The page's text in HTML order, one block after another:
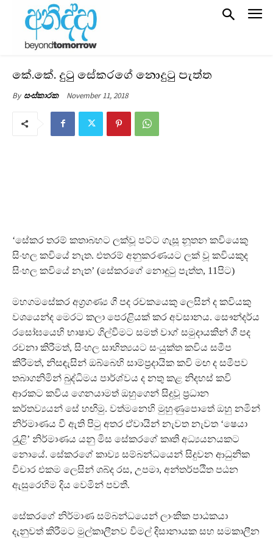
කේ.කේ. දුටු සේකරගේ නොදුටු පැත්ත
By සංස්කාරක November 11, 2018
‘සේකර තරම් කතාබහට ලක්වූ පට්ට ගැසූ නූතන කවියෙකු
සිංහල කවියේ නැත. එතරම් අනුකරණයට ලක් වූ කවියකුද
සිංහල කවියේ නැත’ (සේකරගේ නොදුටු පැත්ත, 11පිට)
මහගමසේකර අග‍්‍රගණ්‍ය ගී පද රචකයෙකු ලෙසින් ද කවියකු
වශයෙන්ද මෙරට කලා පෙරළියක් කර අවසානය. සෞන්දර්ය
රසෝඝයෙහි භාෂාව ගිල්වීමට සමත් වාග් සමුදායකින් ගී පද
රචනා කිරීමත්, සිංහල සාහිත්‍යයට සංයුක්ත කවිය සමීප
කිරීමත්, නිසඳැසින් ඔබ්බෙහි සාම්ප‍්‍රදායික කවි මඟ ද සමීපව
තබාගනිමින් බුද්ධිමය පාර්ශ්වය ද නතු කළ නිදහස් කවි
ආරකට කවිය ගෙනයාමත් ඔහුගෙන් සිදුවූ ප‍්‍රධාන
කර්තව්‍යයන් සේ හඟිමු. වත්මනෙහි මුහුණුපොතේ ඔහු නමින්
නිර්මාණය වී ඇති පිටු අතර ඒවායින් නැවත නැවත ‘ෂෙයා
රැුළි’ නිර්මාණය යනු මිස සේකරගේ කෘති අධ්‍යයනයකට
නොයේ. සේකරගේ කාව්‍ය සම්බන්ධයෙන් සිදුවන ආධුනික
විචාර එකම ලෙසින් ශබ්ද රස, උපමා, අන්තර්පඨිත පඨන
ඇසුරෙහිම දිය වෙමින් පවතී.
සේකරගේ නිර්මාණ සම්බන්ධයෙන් ලාංකික පාඨකයා
දැනුවත් කිරීමට මුල්කාලීනව විමල් දිසානායක සහ සමකාලීන